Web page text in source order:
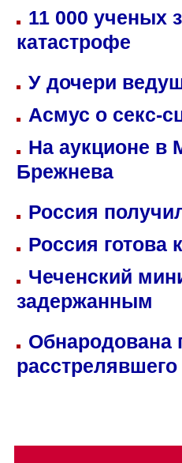
11 000 ученых
катастрофе
У дочери
Асмус о секс-
На аукционе в
Брежнева
Россия
Россия готова
Чеченский
задержанным
Обнародована